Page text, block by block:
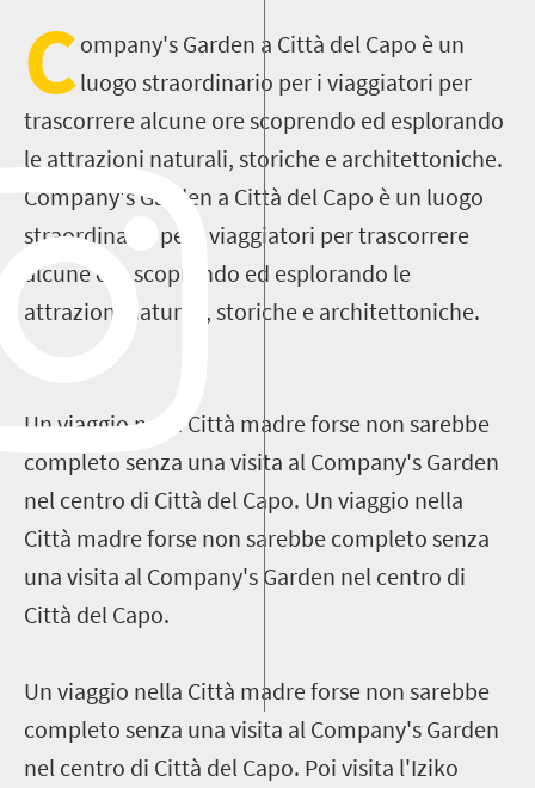
Company's Garden a Città del Capo è un
luogo straordinario per i viaggiatori per
trascorrere alcune ore scoprendo ed esplorando
le attrazioni naturali, storiche e architettoniche.
Company's Garden a Città del Capo è un luogo
straordinario per i viaggiatori per trascorrere
alcune ore scoprendo ed esplorando le
attrazioni naturali, storiche e architettoniche.
Un viaggio nella Città madre forse non sarebbe
completo senza una visita al Company's Garden
nel centro di Città del Capo. Un viaggio nella
Città madre forse non sarebbe completo senza
una visita al Company's Garden nel centro di
Città del Capo.
Un viaggio nella Città madre forse non sarebbe
completo senza una visita al Company's Garden
nel centro di Città del Capo. Poi visita l'Iziko